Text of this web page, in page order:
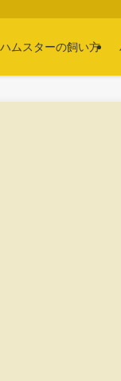
ハムスターの飼い方